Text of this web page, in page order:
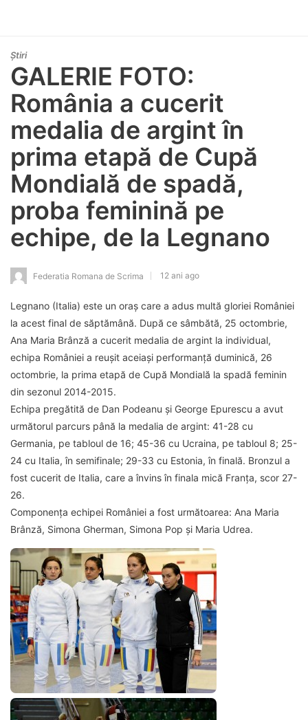
Știri
GALERIE FOTO:
România a cucerit
medalia de argint în
prima etapă de Cupă
Mondială de spadă,
proba feminină pe
echipe, de la Legnano
Federatia Romana de Scrima 12 ani ago
Legnano (Italia) este un oraș care a adus multă gloriei României
la acest final de săptămână. După ce sâmbătă, 25 octombrie,
Ana Maria Brânză a cucerit medalia de argint la individual,
echipa României a reușit aceiași performanță duminică, 26
octombrie, la prima etapă de Cupă Mondială la spadă feminin
din sezonul 2014-2015.
Echipa pregătită de Dan Podeanu și George Epurescu a avut
următorul parcurs până la medalia de argint: 41-28 cu
Germania, pe tabloul de 16; 45-36 cu Ucraina, pe tabloul 8; 25-
24 cu Italia, în semifinale; 29-33 cu Estonia, în finală. Bronzul a
fost cucerit de Italia, care a învins în finala mică Franța, scor 27-
26.
Componența echipei României a fost următoarea: Ana Maria
Brânză, Simona Gherman, Simona Pop și Maria Udrea.